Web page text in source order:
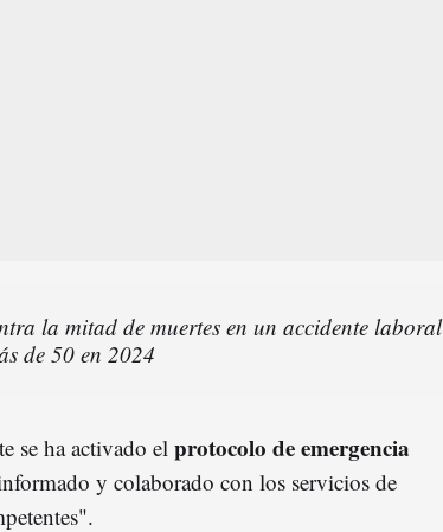
la mitad de muertes en un accidente laboral
de 50 en 2024
se ha activado el protocolo de emergencia
y colaborado con los servicios de